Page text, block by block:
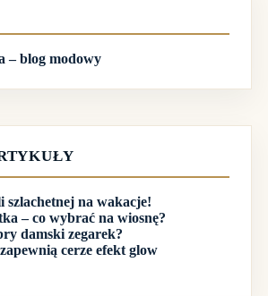
– blog modowy
szlachetnej na wakacje!
– co wybrać na wiosnę?
damski zegarek?
cerze efekt glow